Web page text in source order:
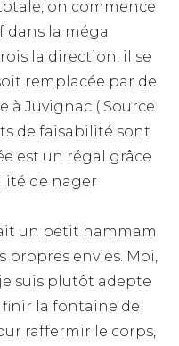
on commence
la méga
la direction, il se
remplacée par de
à Juvignac ( Source
de faisabilité sont
est un régal grâce
de nager
un petit hammam
propres envies. Moi,
suis plutôt adepte
la fontaine de
raffermir le corps,